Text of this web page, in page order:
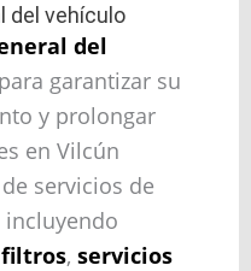
del vehículo
del
garantizar su
y prolongar
en Vilcún
servicios de
filtros, servicios